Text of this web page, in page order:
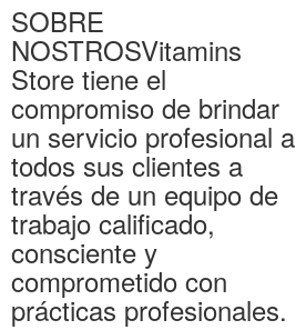
SOBRE
NOSTROSVitamins
Store tiene el
compromiso de brindar
un servicio profesional a
todos sus clientes a
través de un equipo de
trabajo calificado,
consciente y
comprometido con
prácticas profesionales.